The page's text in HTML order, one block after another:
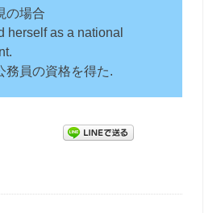
の場合
herself as a national
務員の資格を得た.